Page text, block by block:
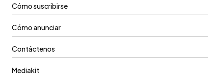
Cómo suscribirse
Cómo anunciar
Contáctenos
Mediakit